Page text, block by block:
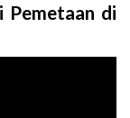
Pemetaan di